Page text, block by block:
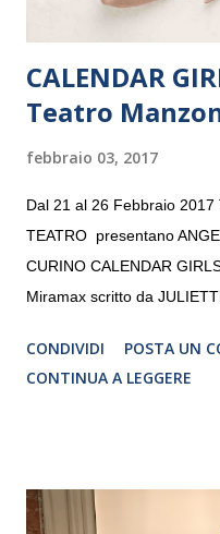
CALENDAR
Teatro
febbraio 03, 2017
Dal 21 al 26 Febbraio 2017
TEATRO presentano
CURINO CALENDAR
Miramax scritto da
CRISTINA PEZZOLI
CONDIVIDI
POSTA UN
CONTINUA A LEGGERE